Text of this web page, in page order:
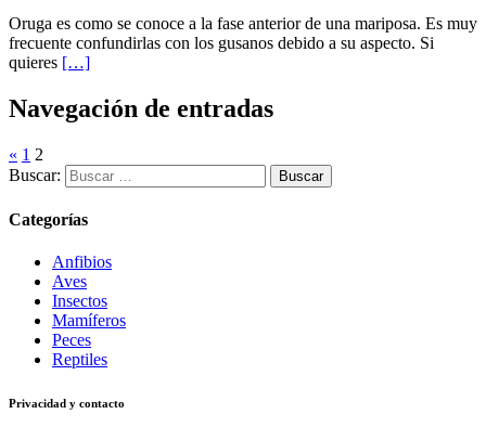
Oruga es como se conoce a la fase anterior de una mariposa. Es muy
frecuente confundirlas con los gusanos debido a su aspecto. Si
quieres […]
Navegación de entradas
« 1 2
Buscar:
Categorías
Anfibios
Aves
Insectos
Mamíferos
Peces
Reptiles
Privacidad y contacto